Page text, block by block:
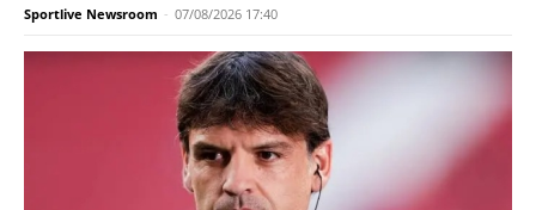
Sportlive Newsroom - 07/08/2026 17:40